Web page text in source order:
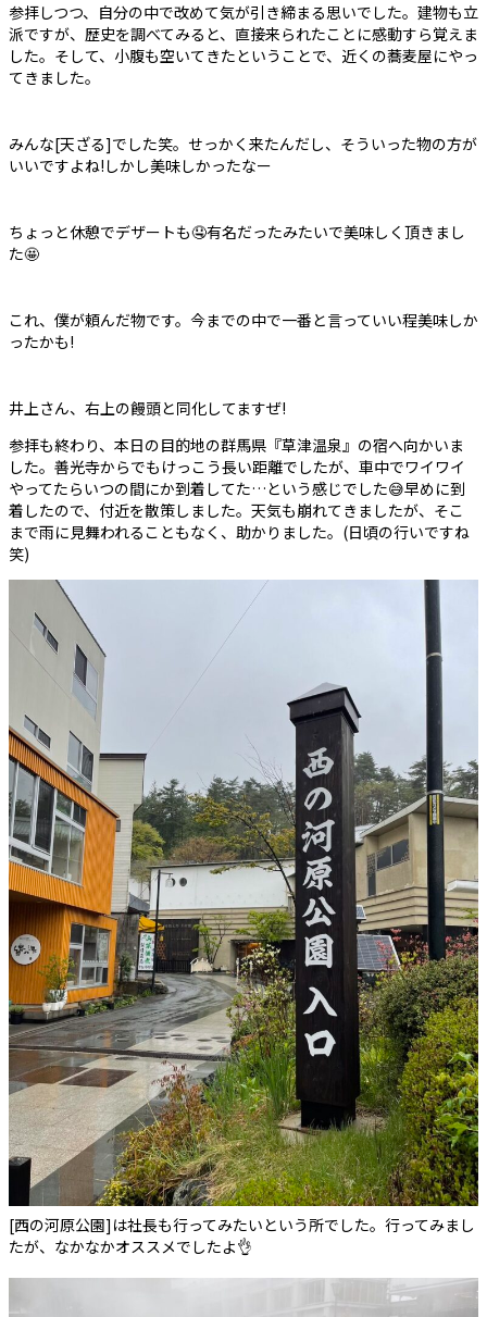
参拝しつつ、自分の中で改めて気が引き締まる思いでした。建物も立
派ですが、歴史を調べてみると、直接来られたことに感動すら覚えま
した。そして、小腹も空いてきたということで、近くの蕎麦屋にやっ
てきました。
みんな[天ざる]でした笑。せっかく来たんだし、そういった物の方が
いいですよね!しかし美味しかったなー
ちょっと休憩でデザートも🤤有名だったみたいで美味しく頂きまし
た🤩
これ、僕が頼んだ物です。今までの中で一番と言っていい程美味しか
ったかも!
井上さん、右上の饅頭と同化してますぜ!
参拝も終わり、本日の目的地の群馬県『草津温泉』の宿へ向かいま
した。善光寺からでもけっこう長い距離でしたが、車中でワイワイ
やってたらいつの間にか到着してた…という感じでした😅早めに到
着したので、付近を散策しました。天気も崩れてきましたが、そこ
まで雨に見舞われることもなく、助かりました。(日頃の行いですね
笑)
[西の河原公園]は社長も行ってみたいという所でした。行ってみまし
たが、なかなかオススメでしたよ👌